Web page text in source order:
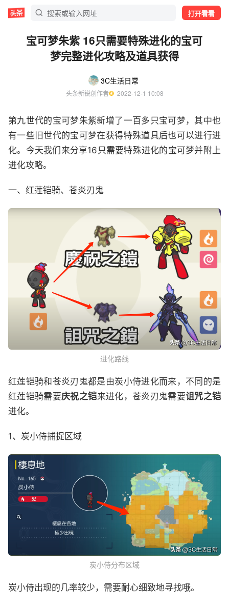
打开看看
宝可梦朱紫 16只需要特殊进化的宝可
梦完整进化攻略及道具获得
3C生活日常
头条新锐创作者
  2022-12-1 10:08
第九世代的宝可梦朱紫新增了一百多只宝可梦，其中也
有一些旧世代的宝可梦在获得特殊道具后也可以进行进
化。今天我们来分享16只需要特殊进化的宝可梦并附上
进化攻略。
一、 红莲铠骑、苍炎刃鬼
进化路线
红莲铠骑和苍炎刃鬼都是由炭小侍进化而来，不同的是
红莲铠骑需要庆祝之铠来进化，苍炎刃鬼需要诅咒之铠
进化。
1、 炭小侍捕捉区域
炭小侍分布区域
炭小侍出现的几率较少，需要耐心细致地寻找哦。